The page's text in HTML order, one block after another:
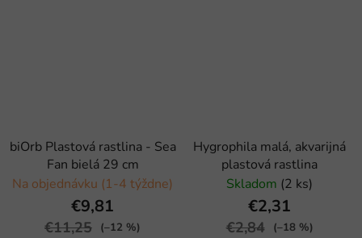
biOrb Plastová rastlina - Sea
Fan bielá 29 cm
Na objednávku (1-4 týždne)
€9,81
€11,25 (–12 %)
Hygrophila malá, akvarijná
plastová rastlina
Skladom (2 ks)
€2,31
€2,84 (–18 %)